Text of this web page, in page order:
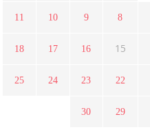
8
9
10
11
15
16
17
18
22
23
24
25
29
30